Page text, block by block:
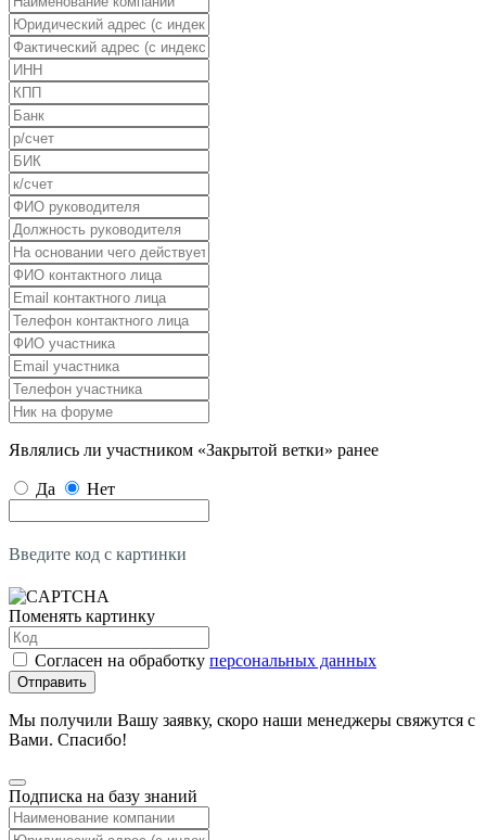
Являлись ли участником «Закрытой ветки» ранее
Да Нет
Введите код с картинки
Поменять картинку
Согласен на обработку персональных данных
Отправить
Мы получили Вашу заявку, скоро наши менеджеры свяжутся с
Вами. Спасибо!
Подписка на базу знаний